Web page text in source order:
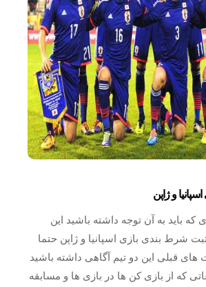
و ژاپن
باید به آن توجه داشته باشید این
شرط بندی بازی اسپانیا و ژاپن حتما
های قبلی این دو تیم آگاهی داشته باشید
که از بازی کن ها در بازی ها و مسابقه